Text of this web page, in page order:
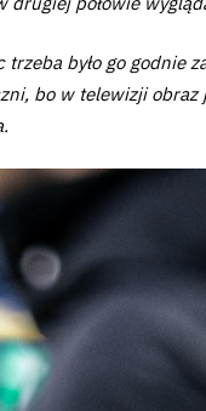
było go godnie
bo w telewizji obraz